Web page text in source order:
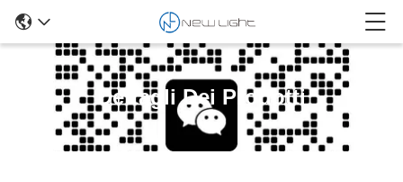
Dettagli Dei Prodotti